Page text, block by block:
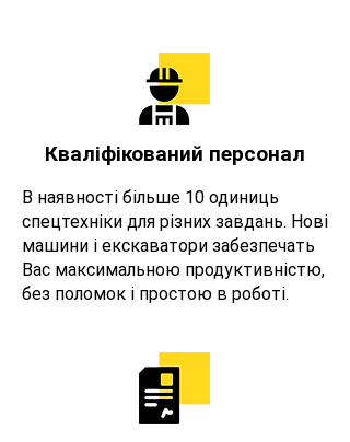
Кваліфікований персонал
В наявності більше 10 одиниць
спецтехніки для різних завдань. Нові
машини і екскаватори забезпечать
Вас максимальною продуктивністю,
без поломок і простою в роботі.